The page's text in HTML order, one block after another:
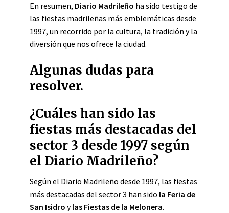
En resumen, Diario Madrileño ha sido testigo de
las fiestas madrileñas más emblemáticas desde
1997, un recorrido por la cultura, la tradición y la
diversión que nos ofrece la ciudad.
Algunas dudas para
resolver.
¿Cuáles han sido las
fiestas más destacadas del
sector 3 desde 1997 según
el Diario Madrileño?
Según el Diario Madrileño desde 1997, las fiestas
más destacadas del sector 3 han sido la Feria de
San Isidro ylas Fiestas de la Melonera.